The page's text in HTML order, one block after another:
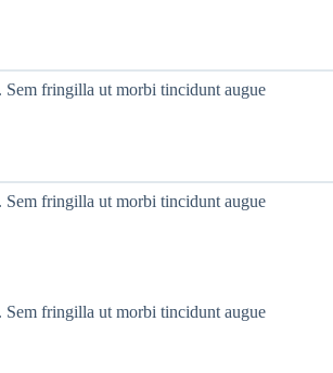
Sem fringilla ut morbi tincidunt augue
Sem fringilla ut morbi tincidunt augue
Sem fringilla ut morbi tincidunt augue